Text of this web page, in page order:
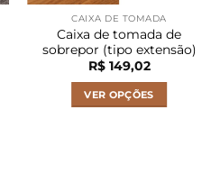
CAIXA DE TOMADA
Caixa de tomada de
sobrepor (tipo extensão)
R$149,02
VER OPÇÕES